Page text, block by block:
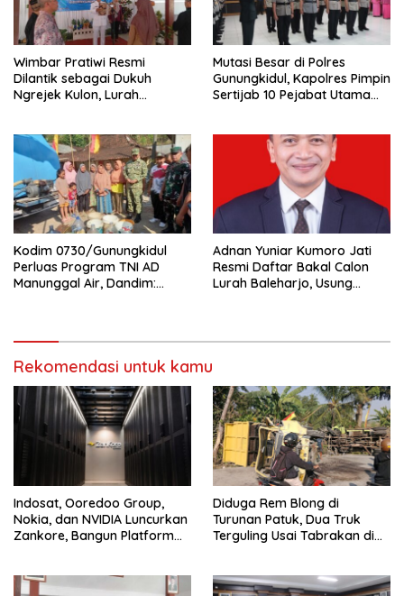
Wimbar Pratiwi Resmi
Dilantik sebagai Dukuh
Ngrejek Kulon, Lurah
Warga
Mutasi Besar di Polres
Gunungkidul, Kapolres Pimpin
Sertijab 10 Pejabat Utama
Kodim 0730/Gunungkidul
Perluas Program TNI AD
Manunggal Air, Dandim:
Adnan Yuniar Kumoro Jati
Resmi Daftar Bakal Calon
Lurah Baleharjo, Usung
Rekomendasi untuk kamu
Indosat, Ooredoo Group,
Nokia, dan NVIDIA Luncurkan
Zankore, Bangun Platform
Diduga Rem Blong di
Turunan Patuk, Dua Truk
Terguling Usai Tabrakan di